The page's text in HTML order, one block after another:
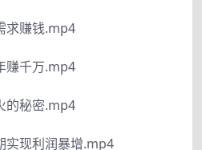
求赚钱.mp4
赚千万.mp4
的秘密.mp4
实现利润暴增.mp4